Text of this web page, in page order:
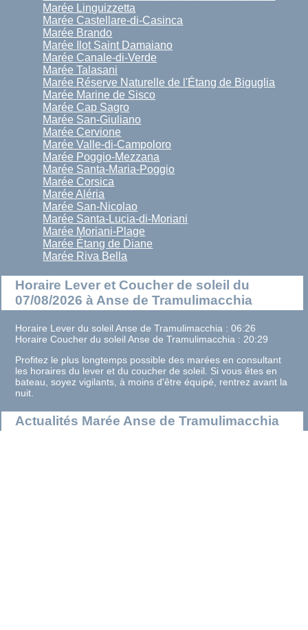
Marée Linguizzetta
Marée Castellare-di-Casinca
Marée Brando
Marée Ilot Saint Damaiano
Marée Canale-di-Verde
Marée Talasani
Marée Réserve Naturelle de l'Étang de Biguglia
Marée Marine de Sisco
Marée Cap Sagro
Marée San-Giuliano
Marée Cervione
Marée Valle-di-Campoloro
Marée Poggio-Mezzana
Marée Santa-Maria-Poggio
Marée Corsica
Marée Aléria
Marée San-Nicolao
Marée Santa-Lucia-di-Moriani
Marée Moriani-Plage
Marée Étang de Diane
Marée Riva Bella
Horaire Lever et Coucher de soleil du
07/08/2026 à Anse de Tramulimacchia
Horaire Lever du soleil Anse de Tramulimacchia : 06:26
Horaire Coucher du soleil Anse de Tramulimacchia : 20:29
Profitez le plus longtemps possible des marées en consultant
les horaires du lever et du coucher de soleil. Si vous êtes en
bateau, soyez vigilants, à moins d'être équipé, rentrez avant la
nuit.
Actualités Marée Anse de Tramulimacchia